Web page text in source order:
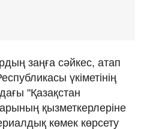
заңға сәйкес, атап
үкіметінің
"Қазақстан
қызметкерлеріне
көмек көрсету